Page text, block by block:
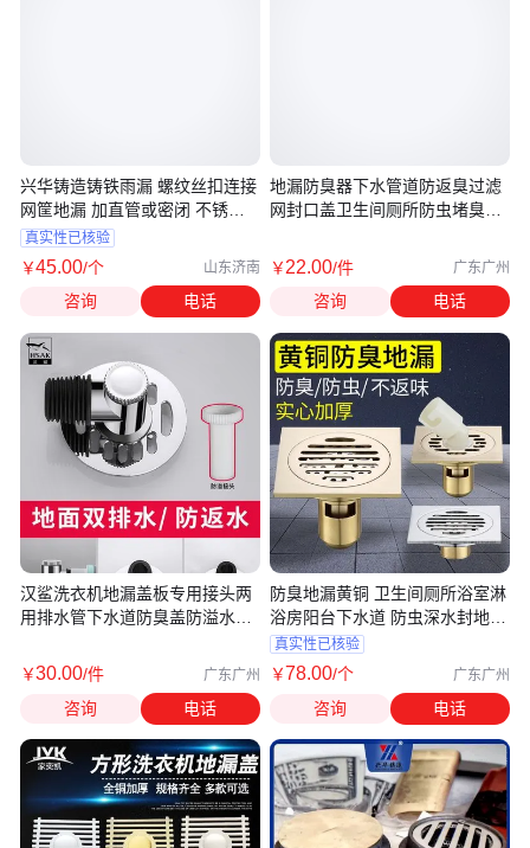
兴华铸造铸铁雨漏 螺纹丝扣连接
网筐地漏 加直管或密闭 不锈钢
网漏
真实性已核验
￥45.00/个 山东济南
咨询 电话
汉鲨洗衣机地漏盖板专用接头两
用排水管下水道防臭盖防溢水三
￥30.00/件 广东广州
咨询 电话
地漏防臭器下水管道防返臭过滤
网封口盖卫生间厕所防虫堵臭反
￥22.00/件 广东广州
咨询 电话
防臭地漏黄铜 卫生间厕所浴室淋
浴房阳台下水道 防虫深水封地漏
盖
真实性已核验
￥78.00/个 广东广州
咨询 电话